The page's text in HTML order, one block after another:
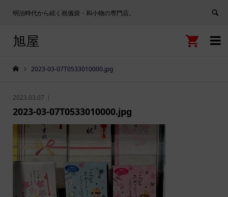
明治時代から続く祝儀袋・和小物の専門店。

旭屋 
2023-03-07T0533010000.jpg
2023.03.07
2023-03-07T0533010000.jpg